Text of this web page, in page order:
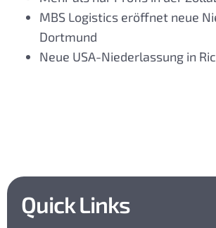
MBS Logistics eröffnet neue
Dortmund
Neue USA-Niederlassung in
Quick Links